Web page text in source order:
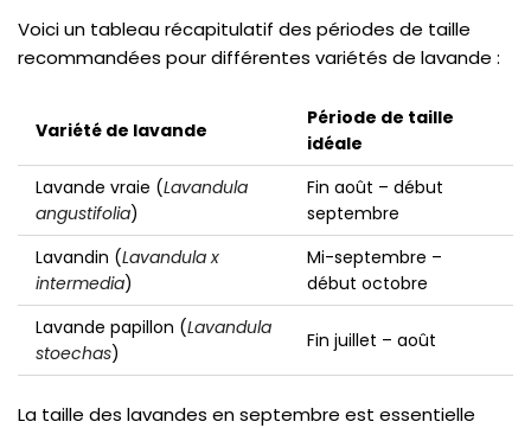
Voici un tableau récapitulatif des périodes de taille
recommandées pour différentes variétés de lavande :
Variété de lavande
Période de taille
idéale
Lavande vraie (Lavandula
angustifolia)
Fin août – début
septembre
Lavandin (Lavandula x
intermedia)
Mi-septembre –
début octobre
Lavande papillon (Lavandula
stoechas)
Fin juillet – août
La taille des lavandes en septembre est essentielle